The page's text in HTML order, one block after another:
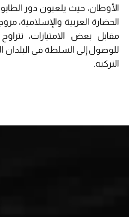
الأوطان، حيث يلعبون دور
الحضارة العربية والإسلامية،
مقابل بعض الامتيازات،
للوصول إلى السلطة في البلدان
التركية.